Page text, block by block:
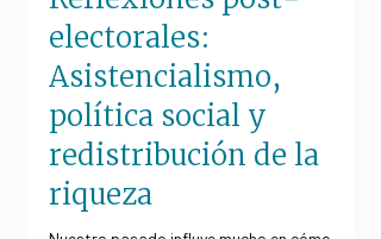
Reflexiones post-
electorales:
Asistencialismo,
política social y
redistribución de la